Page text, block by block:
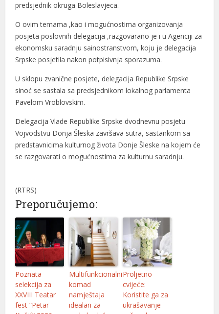
predsjednik okruga Boleslavjeca.
O ovim temama ,kao i mogućnostima organizovanja
posjeta poslovnih delegacija ,razgovarano je i u Agenciji za
ekonomsku saradnju sainostranstvom, koju je delegacija
Srpske posjetila nakon potpisivnja sporazuma.
U sklopu zvanične posjete, delegacija Republike Srpske
sinoć se sastala sa predsjednikom lokalnog parlamenta
Pavelom Vroblovskim.
Delegacija Vlade Republike Srpske dvodnevnu posjetu
Vojvodstvu Donja Šleska završava sutra, sastankom sa
predstavnicima kulturnog života Donje Šleske na kojem će
se razgovarati o mogućnostima za kulturnu saradnju.
(RTRS)
Preporučujemo:
Poznata
selekcija za
XXVIII Teatar
fest “Petar
Multifunkcionalni
komad
namještaja
idealan za
Proljetno
cvijeće:
Koristite ga za
ukrašavanje